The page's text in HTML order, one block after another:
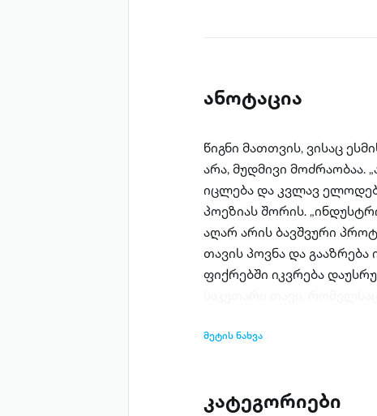
ანოტაცია
წიგნი მათთვის, ვისაც
არა, მუდმივი მოძრაობაა.
იცლება და კვლავ
პოეზიას შორის.
აღარ არის ბავშვური
თავის პოვნა და
ფიქრებში იკვრება
მეტის ნახვა
კატეგორიები